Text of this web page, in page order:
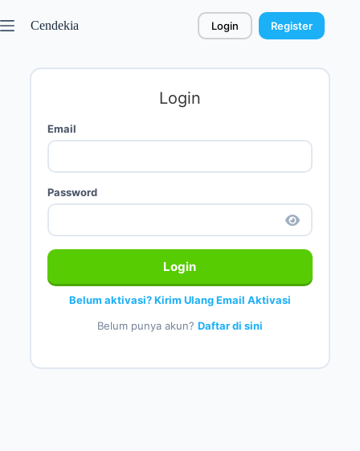
Cendekia Login Register
Login
Email
Password
Login
Belum aktivasi? Kirim Ulang Email Aktivasi
Belum punya akun? Daftar di sini